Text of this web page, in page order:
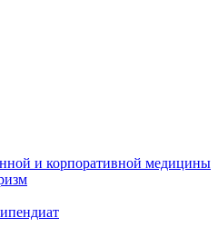
и корпоративной медицины